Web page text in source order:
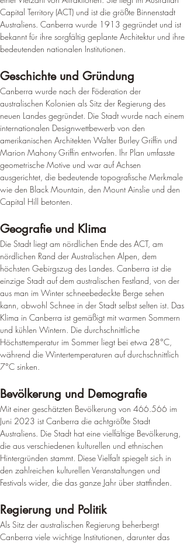
Capital Territory (ACT) und ist die größte Binnenstadt
Australiens. Canberra wurde 1913 gegründet und ist
bekannt für ihre sorgfältig geplante Architektur und ihre
bedeutenden nationalen Institutionen.
Geschichte und Gründung
Canberra wurde nach der Föderation der
australischen Kolonien als Sitz der Regierung des
neuen Landes gegründet. Die Stadt wurde nach einem
internationalen Designwettbewerb von den
amerikanischen Architekten Walter Burley Griffin und
Marion Mahony Griffin entworfen. Ihr Plan umfasste
geometrische Motive und war auf Achsen
ausgerichtet, die bedeutende topografische Merkmale
wie den Black Mountain, den Mount Ainslie und den
Capital Hill betonten.
Geografie und Klima
Die Stadt liegt am nördlichen Ende des ACT, am
nördlichen Rand der Australischen Alpen, dem
höchsten Gebirgszug des Landes. Canberra ist die
einzige Stadt auf dem australischen Festland, von der
aus man im Winter schneebedeckte Berge sehen
kann, obwohl Schnee in der Stadt selbst selten ist. Das
Klima in Canberra ist gemäßigt mit warmen Sommern
und kühlen Wintern. Die durchschnittliche
Höchsttemperatur im Sommer liegt bei etwa 28°C,
während die Wintertemperaturen auf durchschnittlich
7°C sinken.
Bevölkerung und Demografie
Mit einer geschätzten Bevölkerung von 466.566 im
Juni 2023 ist Canberra die achtgrößte Stadt
Australiens. Die Stadt hat eine vielfältige Bevölkerung,
die aus verschiedenen kulturellen und ethnischen
Hintergründen stammt. Diese Vielfalt spiegelt sich in
den zahlreichen kulturellen Veranstaltungen und
Festivals wider, die das ganze Jahr über stattfinden.
Regierung und Politik
Als Sitz der australischen Regierung beherbergt
Canberra viele wichtige Institutionen, darunter das